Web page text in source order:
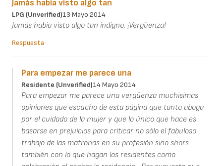
Jamás había visto algo tan
LPG (unverified)13 Mayo 2014
Jamás había visto algo tan indigno. ¡Vergüenza!
Respuesta
Para empezar me parece una
Residente (unverified)14 Mayo 2014
Para empezar me parece una vergüenza muchisimas
opiniones que escucho de esta página que tanto aboga
por el cuidado de la mujer y que lo único que hace es
basarse en prejuicios para criticar no sólo el fabuloso
trabajo de las matronas en su profesiòn sino shors
también con lo que hagan los residentes como